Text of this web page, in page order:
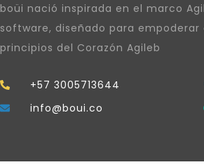
boüi nació inspirada en el marco
software, diseñado para
principios del Corazón Agileb
+57 3005713644
info@boui.co